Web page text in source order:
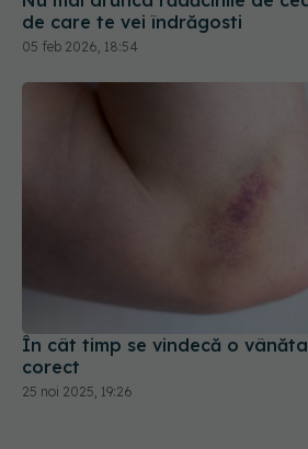
de care te vei îndrăgosti
05 feb 2026, 18:54
În cât timp se vindecă o
corect
25 noi 2025, 19:26